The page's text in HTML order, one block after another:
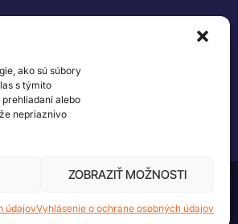
ako sú súbory
s týmito
alebo
nepriaznivo
ZOBRAZIŤ MOŽNOSTI
údajovVyhlásenie o ochrane osobných údajov
práva vyhradené